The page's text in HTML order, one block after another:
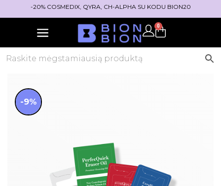
-20% COSMEDIX, QYRA, CH-ALPHA SU KODU BION20
0
-9%